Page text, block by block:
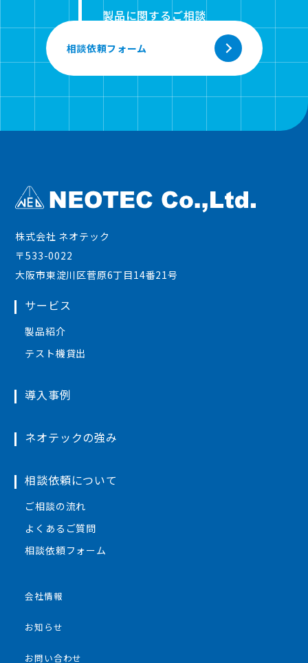
製品に関するご相談
相談依頼フォーム
株式会社 ネオテック
〒533-0022
大阪市東淀川区菅原6丁目14番21号
サービス
製品紹介
テスト機貸出
導入事例
ネオテックの強み
相談依頼について
ご相談の流れ
よくあるご質問
相談依頼フォーム
会社情報
お知らせ
お問い合わせ